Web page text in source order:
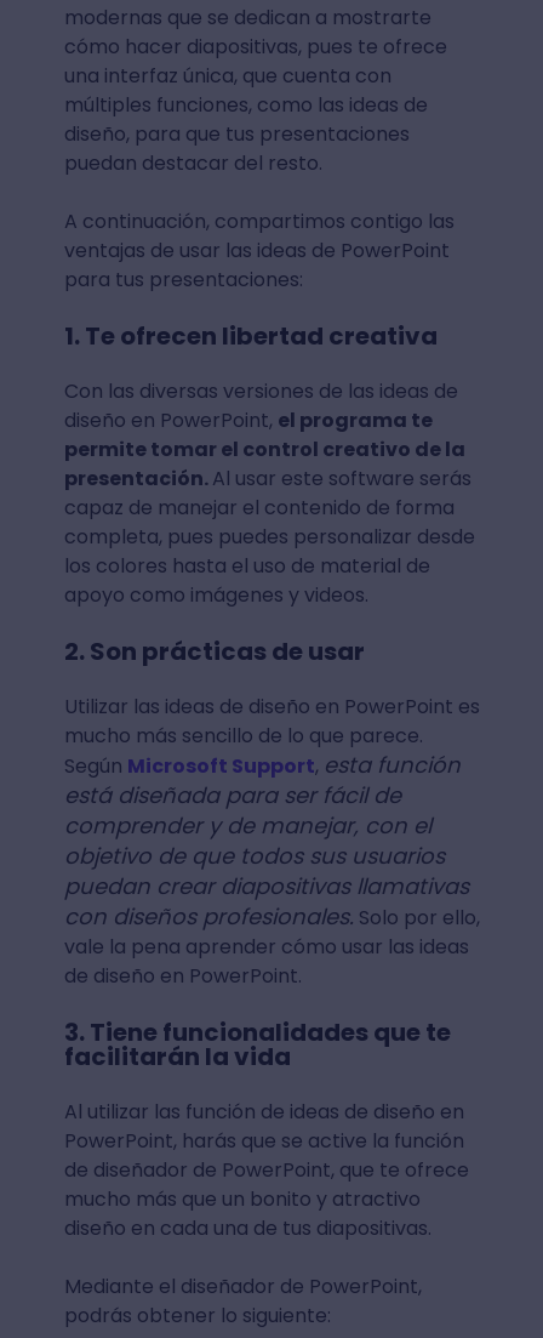
modernas que se dedican a mostrarte
cómo hacer diapositivas, pues te ofrece
una interfaz única, que cuenta con
múltiples funciones, como las ideas de
diseño, para que tus presentaciones
puedan destacar del resto.
A continuación, compartimos contigo las
ventajas de usar las ideas de PowerPoint
para tus presentaciones:
1. Te ofrecen libertad creativa
Con las diversas versiones de las ideas de
diseño en PowerPoint, el programa te
permite tomar el control creativo de la
presentación.Al usar este software serás
capaz de manejar el contenido de forma
completa, pues puedes personalizar desde
los colores hasta el uso de material de
apoyo como imágenes y videos.
2. Son prácticas de usar
Utilizar las ideas de diseño en PowerPoint es
mucho más sencillo de lo que parece.
Según Microsoft Support, esta función
está diseñada para ser fácil de
comprender y de manejar, con el
objetivo de que todos sus usuarios
puedan crear diapositivas llamativas
con diseños profesionales. Solo por ello,
vale la pena aprender cómo usar las ideas
de diseño en PowerPoint.
3. Tiene funcionalidades que te
facilitarán la vida
Al utilizar las función de ideas de diseño en
PowerPoint, harás que se active la función
de diseñador de PowerPoint, que te ofrece
mucho más que un bonito y atractivo
diseño en cada una de tus diapositivas.
Mediante el diseñador de PowerPoint,
podrás obtener lo siguiente: